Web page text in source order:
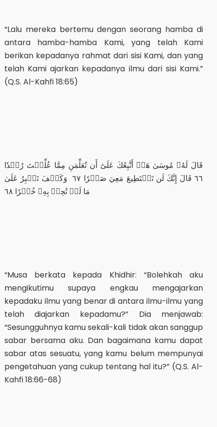
“Lalu mereka bertemu dengan seorang hamba di
antara hamba-hamba Kami, yang telah Kami
berikan kepadanya rahmat dari sisi Kami, dan yang
telah Kami ajarkan kepadanya ilmu dari sisi Kami.”
(Q.S. Al-Kahfi 18:65)
قَالَ لَهُۥ مُوسَىٰ هَلۡ أَتَّبِعُكَ عَلَىٰٓ أَن تُعَلِّمَنِ مِمَّا عُلِّمۡتَ رُشۡدٗا
٦٦ قَالَ إِنَّكَ لَن تَسۡتَطِيعَ مَعِيَ صَبۡرٗا ٦٧ وَكَيۡفَ تَصۡبِرُ عَلَىٰ
مَا لَمۡ تُحِطۡ بِهِۦ خُبۡرٗا ٦٨
“Musa berkata kepada Khidhir: “Bolehkah aku
mengikutimu supaya engkau mengajarkan
kepadaku ilmu yang benar di antara ilmu-ilmu yang
telah diajarkan kepadamu?” Dia menjawab:
“Sesungguhnya kamu sekali-kali tidak akan sanggup
sabar bersama aku. Dan bagaimana kamu dapat
sabar atas sesuatu, yang kamu belum mempunyai
pengetahuan yang cukup tentang hal itu?” (Q.S. Al-
Kahfi 18:66-68)